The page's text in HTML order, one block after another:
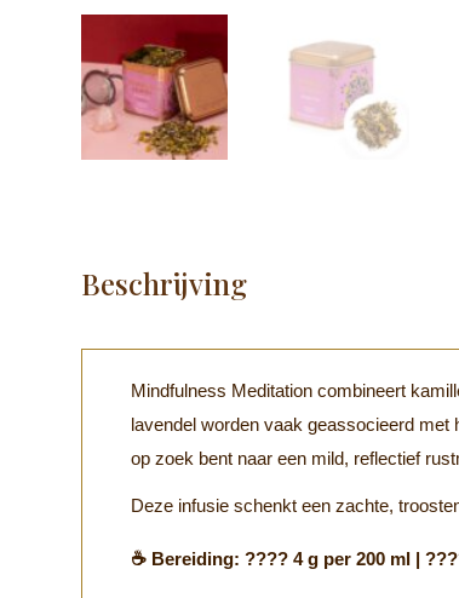
Beschrijving
Mindfulness Meditation combineert
lavendel worden vaak geassocieerd
op zoek bent naar een mild, reflectief
Deze infusie schenkt een zachte,
☕ Bereiding: ???? 4 g per 200 ml |